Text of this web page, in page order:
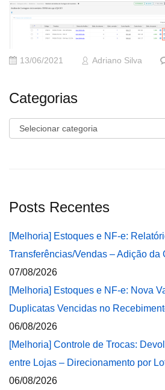
13/06/2021 Adriano Silva
Categorias
Categorias
Posts Recentes
[Melhoria] Estoques e NF-e:
Transferências/Vendas – Adição da
07/08/2026
[Melhoria] Estoques e NF-e: Nova
Duplicatas Vencidas no
06/08/2026
[Melhoria] Controle de Trocas:
entre Lojas – Direcionamento por
06/08/2026